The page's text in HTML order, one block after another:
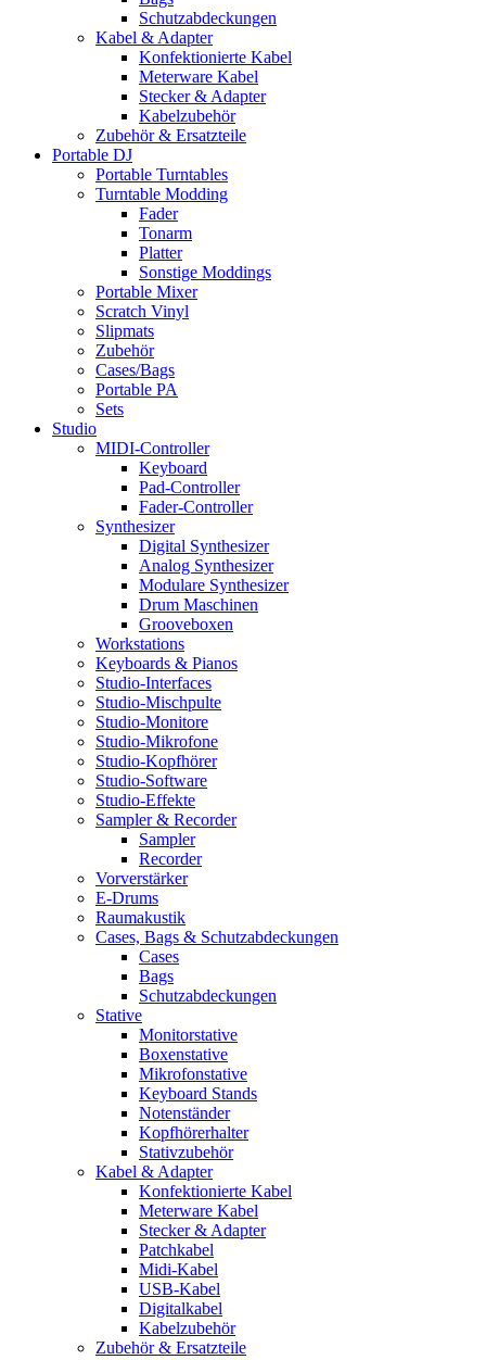
Schutzabdeckungen
Kabel & Adapter
Konfektionierte Kabel
Meterware Kabel
Stecker & Adapter
Kabelzubehör
Zubehör & Ersatzteile
Portable DJ
Portable Turntables
Turntable Modding
Fader
Tonarm
Platter
Sonstige Moddings
Portable Mixer
Scratch Vinyl
Slipmats
Zubehör
Cases/Bags
Portable PA
Sets
Studio
MIDI-Controller
Keyboard
Pad-Controller
Fader-Controller
Synthesizer
Digital Synthesizer
Analog Synthesizer
Modulare Synthesizer
Drum Maschinen
Grooveboxen
Workstations
Keyboards & Pianos
Studio-Interfaces
Studio-Mischpulte
Studio-Monitore
Studio-Mikrofone
Studio-Kopfhörer
Studio-Software
Studio-Effekte
Sampler & Recorder
Sampler
Recorder
Vorverstärker
E-Drums
Raumakustik
Cases, Bags & Schutzabdeckungen
Cases
Bags
Schutzabdeckungen
Stative
Monitorstative
Boxenstative
Mikrofonstative
Keyboard Stands
Notenständer
Kopfhörerhalter
Stativzubehör
Kabel & Adapter
Konfektionierte Kabel
Meterware Kabel
Stecker & Adapter
Patchkabel
Midi-Kabel
USB-Kabel
Digitalkabel
Kabelzubehör
Zubehör & Ersatzteile